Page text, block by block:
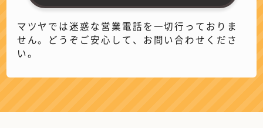
マツヤでは迷惑な営業電話を一切行っておりま
せん。どうぞご安心して、お問い合わせくださ
い。